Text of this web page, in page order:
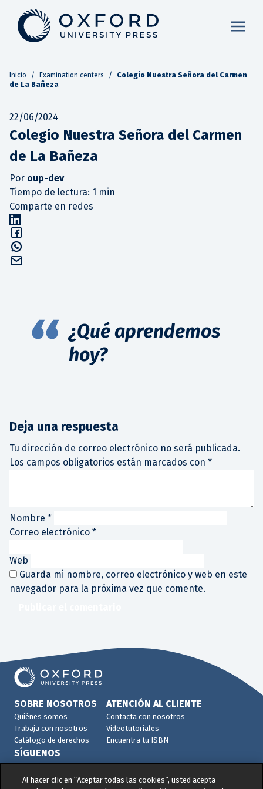
Inicio / Examination centers /
Colegio Nuestra Señora del Carmen
de La Bañeza
22/06/2024
Colegio Nuestra Señora del Carmen
de La Bañeza
Por oup-dev
Tiempo de lectura: 1 min
Comparte en redes
¿Qué aprendemos
hoy?
Deja una respuesta
Tu dirección de correo electrónico no será publicada.
Los campos obligatorios están marcados con *
Nombre *
Correo electrónico *
Web
Guarda mi nombre, correo electrónico y web en este
navegador para la próxima vez que comente.
SOBRE NOSOTROS
Quiénes somos
Trabaja con nosotros
Catálogo de derechos
ATENCIÓN AL CLIENTE
Contacta con nosotros
Videotutoriales
Encuentra tu ISBN
SÍGUENOS
Al hacer clic en “Aceptar todas las cookies”, usted acepta